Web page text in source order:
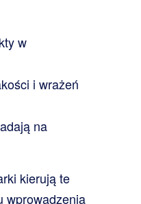
w
i wrażeń
na
kierują te
wprowadzenia